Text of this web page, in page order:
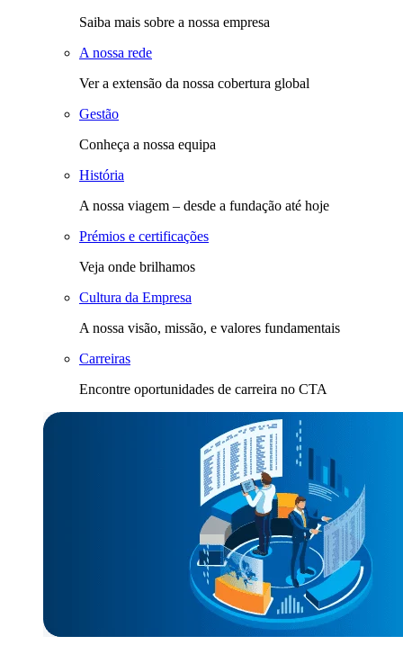
Saiba mais sobre a nossa empresa
A nossa rede
Ver a extensão da nossa cobertura global
Gestão
Conheça a nossa equipa
História
A nossa viagem – desde a fundação até hoje
Prémios e certificações
Veja onde brilhamos
Cultura da Empresa
A nossa visão, missão, e valores fundamentais
Carreiras
Encontre oportunidades de carreira no CTA